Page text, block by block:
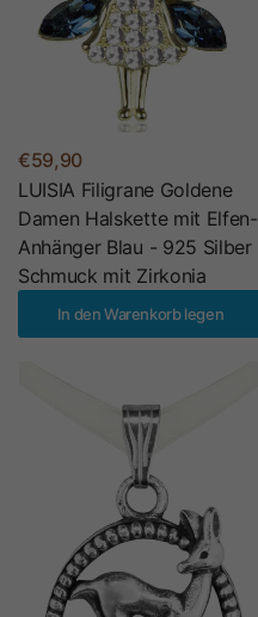
€59,90
LUISIA Filigrane Goldene
Damen Halskette mit Elfen-
Anhänger Blau - 925 Silber
Schmuck mit Zirkonia
In den Warenkorb legen